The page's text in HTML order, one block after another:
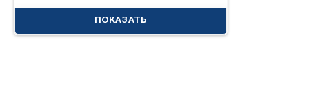
ПОКАЗАТЬ